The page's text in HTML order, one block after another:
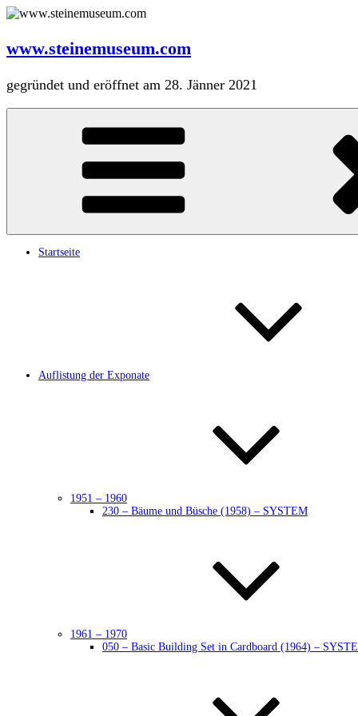
Zum
www.steinemuseum.com
gegründet und eröffnet am 28. Jänner 2021
Startseite
Auflistung der Exponate
1951 – 1960
230 – Bäume und Büsche (1958) – SYSTEM
1961 – 1970
050 – Basic Building Set in Cardboard (1964) –